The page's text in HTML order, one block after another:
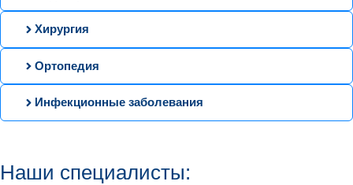
Хирургия
Ортопедия
Инфекционные заболевания
Наши специалисты: